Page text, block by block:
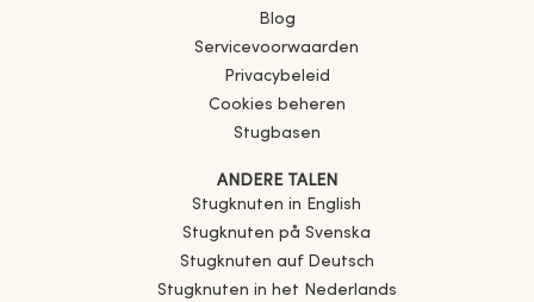
Blog
Servicevoorwaarden
Privacybeleid
Cookies beheren
Stugbasen
ANDERE TALEN
Stugknuten in English
Stugknuten på Svenska
Stugknuten auf Deutsch
Stugknuten in het Nederlands